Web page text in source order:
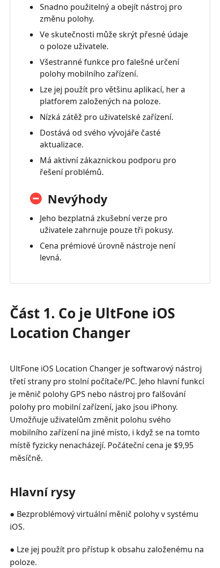
Jak
používat
UltFone
Location
Changer
Alternativa
UltFone
iOS
Changer
5.
Nejčastější
dotazy
UltFone
iOS
Snadno použitelný a obejít nástroj pro
změnu polohy.
Ve skutečnosti může skrýt přesné údaje
o poloze uživatele.
Všestranné funkce pro falešné určení
polohy mobilního zařízení.
Lze jej použít pro většinu aplikací, her a
platforem založených na poloze.
Nízká zátěž pro uživatelské zařízení.
Dostává od svého vývojáře časté
aktualizace.
Má aktivní zákaznickou podporu pro
řešení problémů.
Nevýhody
Jeho bezplatná zkušební verze pro
uživatele zahrnuje pouze tři pokusy.
Cena prémiové úrovně nástroje není
levná.
Část 1. Co je UltFone iOS
Location Changer
UltFone iOS Location Changer je softwarový nástroj
třetí strany pro stolní počítače/PC. Jeho hlavní funkcí
je měnič polohy GPS nebo nástroj pro falšování
polohy pro mobilní zařízení, jako jsou iPhony.
Umožňuje uživatelům změnit polohu svého
mobilního zařízení na jiné místo, i když se na tomto
místě fyzicky nenacházejí. Počáteční cena je $9,95
měsíčně.
Hlavní rysy
● Bezproblémový virtuální měnič polohy v systému
iOS.
● Lze jej použít pro přístup k obsahu založenému na
poloze.